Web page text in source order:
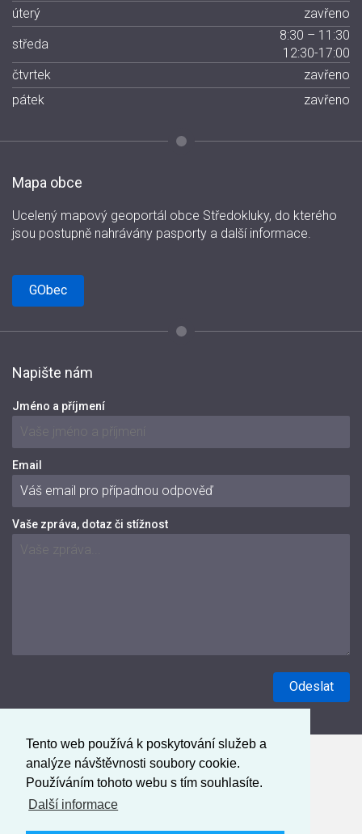
Tento web používá k poskytování služeb a
analýze návštěvnosti soubory cookie.
Používáním tohoto webu s tím souhlasíte.
Další informace
úterý
zavřeno
středa
8:30 – 11:30
12:30-17:00
čtvrtek
zavřeno
pátek
zavřeno
Mapa obce
Ucelený mapový geoportál obce Středokluky, do kterého
jsou postupně nahrávány pasporty a další informace.
GObec
Napište nám
Jméno a příjmení
Email
Vaše zpráva, dotaz či stížnost